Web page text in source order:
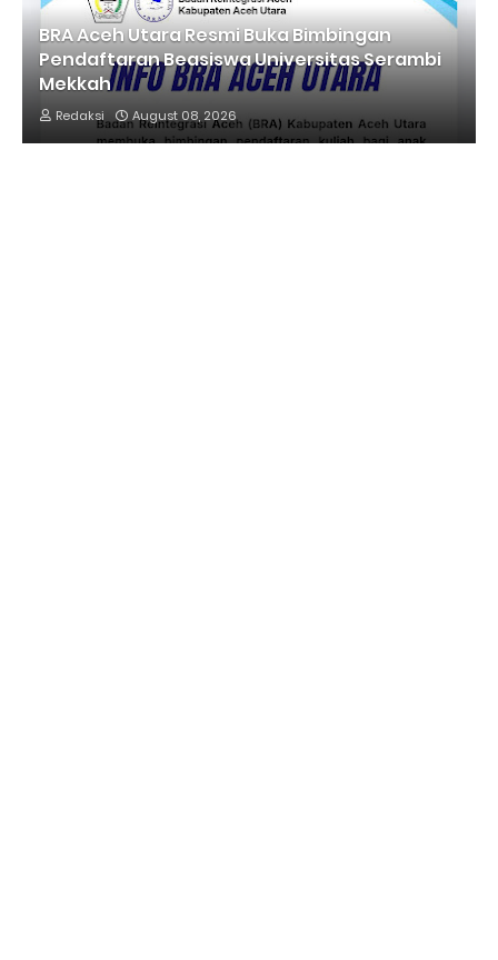
BRA Aceh Utara Resmi Buka Bimbingan
Pendaftaran Beasiswa Universitas Serambi
Mekkah
Redaksi August 08, 2026